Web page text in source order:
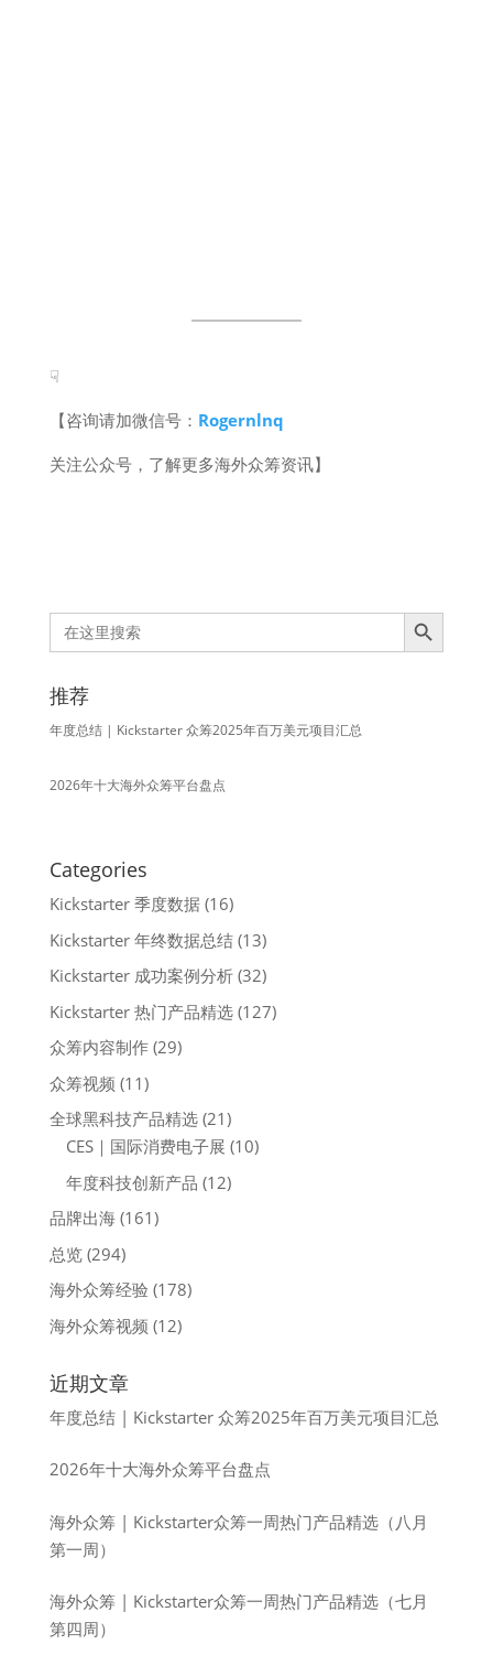
☟
【咨询请加微信号： Rogernlnq
关注公众号，了解更多海外众筹资讯】
Search
for:
Search Button
推荐
年度总结 | Kickstarter 众筹2025年百万美元项目汇总
2026年十大海外众筹平台盘点
Categories
Kickstarter 季度数据(16)
Kickstarter 年终数据总结(13)
Kickstarter 成功案例分析(32)
Kickstarter 热门产品精选(127)
众筹内容制作(29)
众筹视频 (11)
全球黑科技产品精选(21)
CES｜国际消费电子展 (10)
年度科技创新产品 (12)
品牌出海(161)
总览(294)
海外众筹经验 (178)
海外众筹视频 (12)
近期文章
年度总结 | Kickstarter 众筹2025年百万美元项目汇总
2026年十大海外众筹平台盘点
海外众筹 | Kickstarter众筹一周热门产品精选（八月
第一周）
海外众筹 | Kickstarter众筹一周热门产品精选（七月
第四周）